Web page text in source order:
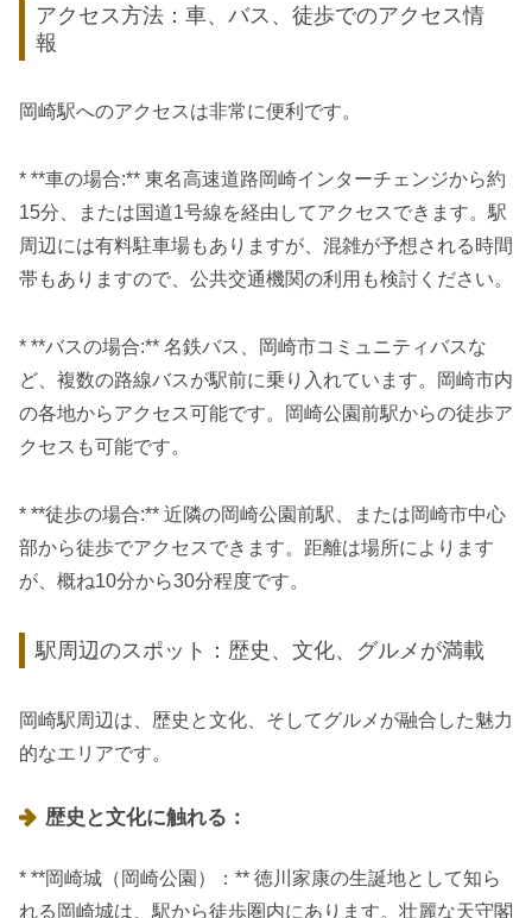
アクセス方法：車、バス、徒歩でのアクセス情
報
岡崎駅へのアクセスは非常に便利です。
* **車の場合:** 東名高速道路岡崎インターチェンジから約
15分、または国道1号線を経由してアクセスできます。駅
周辺には有料駐車場もありますが、混雑が予想される時間
帯もありますので、公共交通機関の利用も検討ください。
* **バスの場合:** 名鉄バス、岡崎市コミュニティバスな
ど、複数の路線バスが駅前に乗り入れています。岡崎市内
の各地からアクセス可能です。岡崎公園前駅からの徒歩ア
クセスも可能です。
* **徒歩の場合:** 近隣の岡崎公園前駅、または岡崎市中心
部から徒歩でアクセスできます。距離は場所によります
が、概ね10分から30分程度です。
駅周辺のスポット：歴史、文化、グルメが満載
岡崎駅周辺は、歴史と文化、そしてグルメが融合した魅力
的なエリアです。
歴史と文化に触れる：
* **岡崎城（岡崎公園）：** 徳川家康の生誕地として知ら
れる岡崎城は、駅から徒歩圏内にあります。壮麗な天守閣